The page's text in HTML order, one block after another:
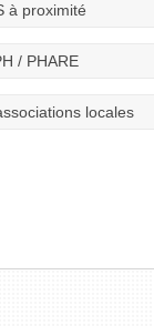
à proximité
/ PHARE
locales